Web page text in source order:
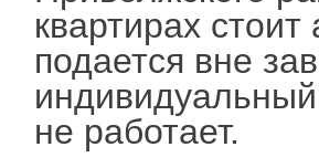
квартирах
подается вне
не работает.